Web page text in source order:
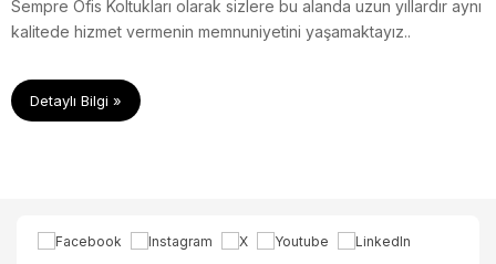
Sempre Ofis Koltukları olarak sizlere bu alanda uzun yıllardır aynı
kalitede hizmet vermenin memnuniyetini yaşamaktayız..
Detaylı Bilgi »